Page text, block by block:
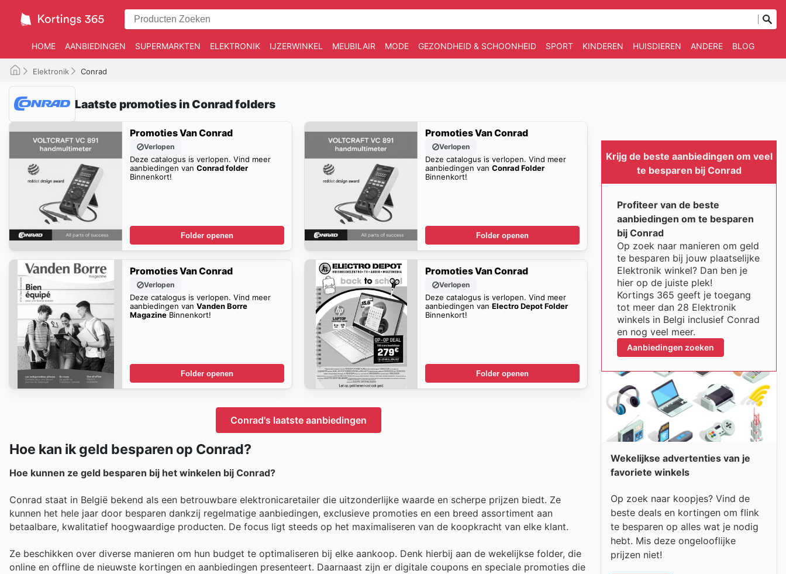
HOME AANBIEDINGEN SUPERMARKTEN ELEKTRONIK IJZERWINKEL MEUBILAIR MODE GEZONDHEID & SCHOONHEID SPORT KINDEREN HUISDIEREN ANDERE BLOG
Elektronik Conrad
Laatste promoties in Conrad folders
Promoties Van Conrad
Verlopen
Deze catalogus is verlopen. Vind meer
aanbiedingen van Conrad folder
Binnenkort!
Folder openen
Promoties Van Conrad
Verlopen
Deze catalogus is verlopen. Vind meer
aanbiedingen vanConrad Folder
Binnenkort!
Folder openen
Promoties Van Conrad
Verlopen
Deze catalogus is verlopen. Vind meer
aanbiedingen van Vanden Borre
MagazineBinnenkort!
Folder openen
Promoties Van Conrad
Verlopen
Deze catalogus is verlopen. Vind meer
aanbiedingen vanElectro Depot Folder
Binnenkort!
Folder openen
Conrad's laatste aanbiedingen
Hoe kan ik geld besparen op Conrad?
Hoe kunnen ze geld besparen bij het winkelen bij Conrad?
Conrad staat in België bekend als een betrouwbare elektronicaretailer die uitzonderlijke waarde en scherpe prijzen biedt. Ze
kunnen het hele jaar door besparen dankzij regelmatige aanbiedingen, exclusieve promoties en een breed assortiment aan
betaalbare, kwalitatief hoogwaardige producten. De focus ligt steeds op het maximaliseren van de koopkracht van elke klant.
Ze beschikken over diverse manieren om hun budget te optimaliseren bij elke aankoop. Denk hierbij aan de wekelijkse folder, die
online en offline de nieuwste kortingen en aanbiedingen presenteert. Daarnaast zijn er digitale coupons en speciale promoties die
Krijg de beste aanbiedingen om veel
te besparen bij Conrad
Profiteer van de beste
aanbiedingen om te besparen
bij Conrad
Op zoek naar manieren om geld
te besparen bij jouw plaatselijke
Elektronik winkel? Dan ben je
hier op de juiste plek!
Kortings 365 geeft je toegang
tot meer dan 28 Elektronik
winkels in Belgi inclusief Conrad
en nog veel meer.
Aanbiedingen zoeken
Wekelijkse advertenties van je
favoriete winkels
Op zoek naar koopjes? Vind de
beste deals en kortingen om flink
te besparen op alles wat je nodig
hebt. Mis deze ongelooflijke
prijzen niet!